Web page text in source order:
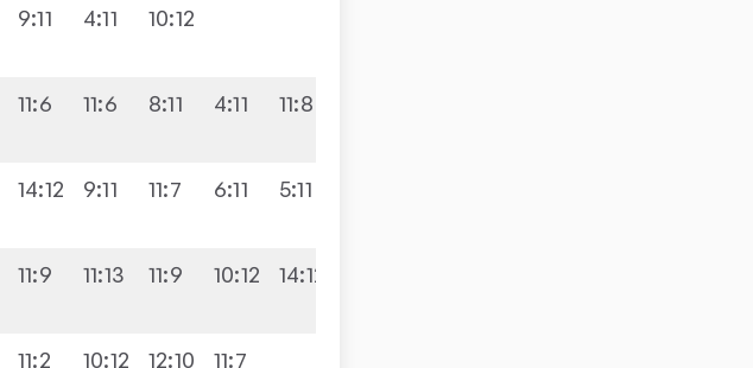
9:11 4:11 10:12
11:6 11:6 8:11 4:11 11:8
14:12 9:11 11:7 6:11 5:11
11:9 11:13 11:9 10:12 14:12
11:2 10:12 12:10 11:7